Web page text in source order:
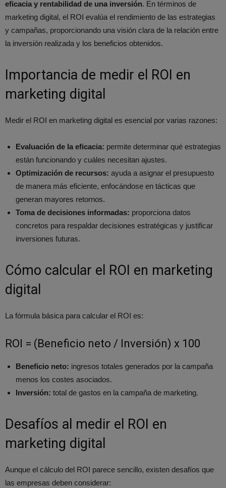
eficacia y rentabilidad de una inversión. En términos de
marketing digital, el ROI evalúa el rendimiento de las estrategias
y campañas, proporcionando una visión clara de la relación entre
la inversión realizada y los beneficios obtenidos.
Importancia de medir el ROI en
marketing digital
Medir el ROI en marketing digital es esencial por varias razones:
Evaluación de la eficacia: permite determinar qué estrategias
están funcionando y cuáles necesitan ajustes.
Optimización de recursos: ayuda a asignar el presupuesto
de manera más eficiente, enfocándose en tácticas que
generan mayores retornos.
Toma de decisiones informadas: proporciona datos
concretos para respaldar decisiones estratégicas y justificar
inversiones futuras.
Cómo calcular el ROI en marketing
digital
La fórmula básica para calcular el ROI es:
ROI = (Beneficio neto / Inversión) x 100
Beneficio neto: ingresos totales generados por la campaña
menos los costes asociados.
Inversión: total de gastos en la campaña de marketing.
Desafíos al medir el ROI en
marketing digital
Aunque el cálculo del ROI parece sencillo, existen desafíos que
las empresas deben considerar: